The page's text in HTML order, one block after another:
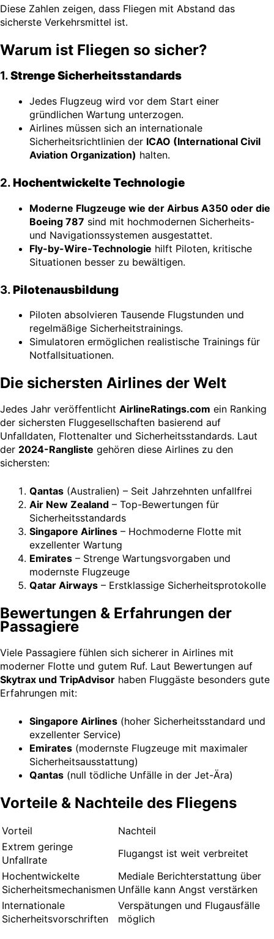
Diese Zahlen zeigen, dass Fliegen mit Abstand das
sicherste Verkehrsmittel ist.
Warum ist Fliegen so sicher?
1.Strenge Sicherheitsstandards
Jedes Flugzeug wird vor dem Start einer
gründlichen Wartung unterzogen.
Airlines müssen sich an internationale
Sicherheitsrichtlinien der ICAO (International Civil
Aviation Organization) halten.
2.Hochentwickelte Technologie
Moderne Flugzeuge wie der Airbus A350 oder die
Boeing 787 sind mit hochmodernen Sicherheits-
und Navigationssystemen ausgestattet.
Fly-by-Wire-Technologie hilft Piloten, kritische
Situationen besser zu bewältigen.
3.Pilotenausbildung
Piloten absolvieren Tausende Flugstunden und
regelmäßige Sicherheitstrainings.
Simulatoren ermöglichen realistische Trainings für
Notfallsituationen.
Die sichersten Airlines der Welt
Jedes Jahr veröffentlicht AirlineRatings.com ein Ranking
der sichersten Fluggesellschaften basierend auf
Unfalldaten, Flottenalter und Sicherheitsstandards. Laut
der 2024-Rangliste gehören diese Airlines zu den
sichersten:
Qantas (Australien) – Seit Jahrzehnten unfallfrei
Air New Zealand – Top-Bewertungen für
Sicherheitsstandards
Singapore Airlines – Hochmoderne Flotte mit
exzellenter Wartung
Emirates – Strenge Wartungsvorgaben und
modernste Flugzeuge
Qatar Airways – Erstklassige Sicherheitsprotokolle
Bewertungen & Erfahrungen der
Passagiere
Viele Passagiere fühlen sich sicherer in Airlines mit
moderner Flotte und gutem Ruf. Laut Bewertungen auf
Skytrax und TripAdvisor haben Fluggäste besonders gute
Erfahrungen mit:
Singapore Airlines (hoher Sicherheitsstandard und
exzellenter Service)
Emirates (modernste Flugzeuge mit maximaler
Sicherheitsausstattung)
Qantas (null tödliche Unfälle in der Jet-Ära)
Vorteile & Nachteile des Fliegens
Vorteil
Nachteil
Extrem geringe
Unfallrate
Flugangst ist weit verbreitet
Hochentwickelte
Sicherheitsmechanismen
Mediale Berichterstattung über
Unfälle kann Angst verstärken
Internationale
Sicherheitsvorschriften
Verspätungen und Flugausfälle
möglich